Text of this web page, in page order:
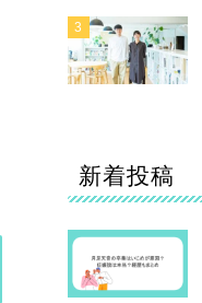
3
新着投稿